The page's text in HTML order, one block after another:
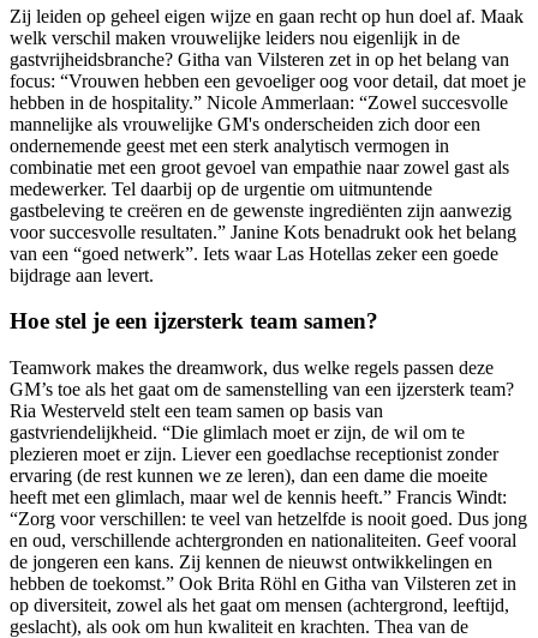
Zij leiden op geheel eigen wijze en gaan recht op hun doel af. Maak
welk verschil maken vrouwelijke leiders nou eigenlijk in de
gastvrijheidsbranche? Githa van Vilsteren zet in op het belang van
focus: “Vrouwen hebben een gevoeliger oog voor detail, dat moet je
hebben in de hospitality.” Nicole Ammerlaan: “Zowel succesvolle
mannelijke als vrouwelijke GM's onderscheiden zich door een
ondernemende geest met een sterk analytisch vermogen in
combinatie met een groot gevoel van empathie naar zowel gast als
medewerker. Tel daarbij op de urgentie om uitmuntende
gastbeleving te creëren en de gewenste ingrediënten zijn aanwezig
voor succesvolle resultaten.” Janine Kots benadrukt ook het belang
van een “goed netwerk”. Iets waar Las Hotellas zeker een goede
bijdrage aan levert.
Hoe stel je een ijzersterk team samen?
Teamwork makes the dreamwork, dus welke regels passen deze
GM’s toe als het gaat om de samenstelling van een ijzersterk team?
Ria Westerveld stelt een team samen op basis van
gastvriendelijkheid. “Die glimlach moet er zijn, de wil om te
plezieren moet er zijn. Liever een goedlachse receptionist zonder
ervaring (de rest kunnen we ze leren), dan een dame die moeite
heeft met een glimlach, maar wel de kennis heeft.” Francis Windt:
“Zorg voor verschillen: te veel van hetzelfde is nooit goed. Dus jong
en oud, verschillende achtergronden en nationaliteiten. Geef vooral
de jongeren een kans. Zij kennen de nieuwst ontwikkelingen en
hebben de toekomst.” Ook Brita Röhl en Githa van Vilsteren zet in
op diversiteit, zowel als het gaat om mensen (achtergrond, leeftijd,
geslacht), als ook om hun kwaliteit en krachten. Thea van de